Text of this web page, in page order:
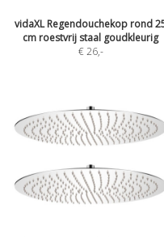
vidaXL Regendouchekop rond
cm roestvrij staal goudkleurig
€ 26,-